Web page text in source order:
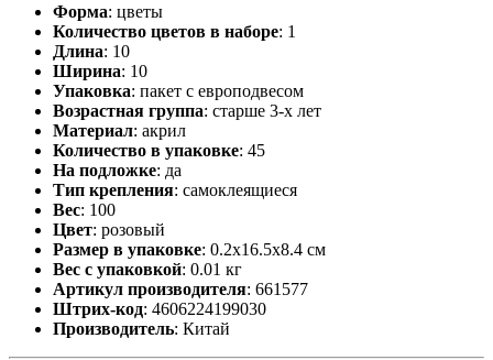
Форма: цветы
Количество цветов в наборе: 1
Длина: 10
Ширина: 10
Упаковка: пакет с европодвесом
Возрастная группа: старше 3-х лет
Материал: акрил
Количество в упаковке: 45
На подложке: да
Тип крепления: самоклеящиеся
Вес: 100
Цвет: розовый
Размер в упаковке: 0.2x16.5x8.4 см
Вес с упаковкой: 0.01 кг
Артикул производителя: 661577
Штрих-код: 4606224199030
Производитель: Китай